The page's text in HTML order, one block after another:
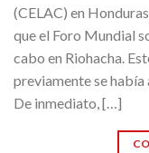
(CELAC) en
que el Foro Mundial
cabo en Riohacha.
previamente se
De inmediato, […]